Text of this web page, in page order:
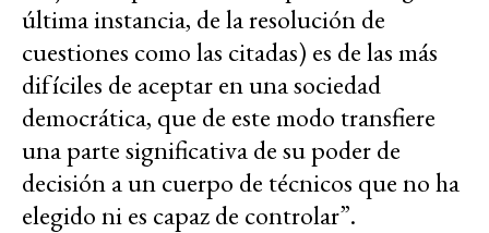
última instancia, de la resolución de
cuestiones como las citadas) es de las más
difíciles de aceptar en una sociedad
democrática, que de este modo transfiere
una parte significativa de su poder de
decisión a un cuerpo de técnicos que no ha
elegido ni es capaz de controlar”.